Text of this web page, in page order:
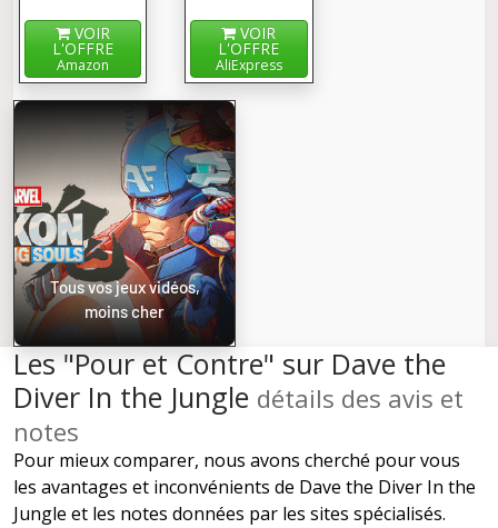
VOIR
L'OFFRE
Amazon
VOIR
L'OFFRE
AliExpress
Tous vos jeux vidéos,
moins cher
Les "Pour et Contre" sur Dave the
Diver In the Jungle détails des avis et
notes
Pour mieux comparer, nous avons cherché pour vous
les avantages et inconvénients de Dave the Diver In the
Jungle et les notes données par les sites spécialisés.